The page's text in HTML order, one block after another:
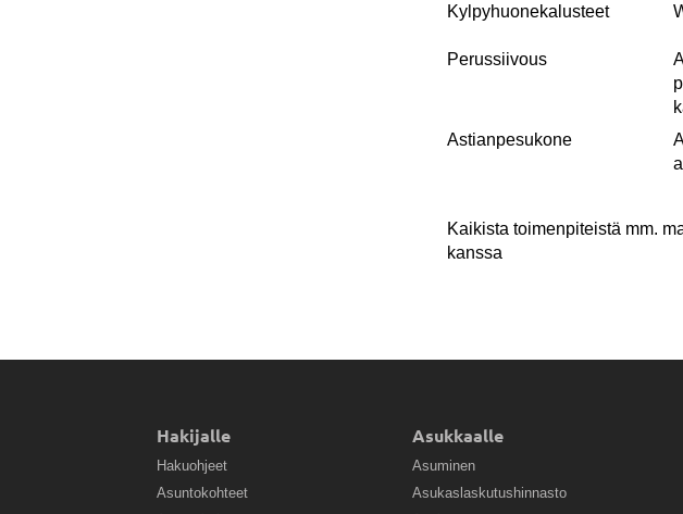
Kylpyhuonekalusteet
Perussiivous
Astianpesukone
Kaikista toimenpiteistä mm.
kanssa
Hakijalle
Hakuohjeet
Asuntokohteet
Asukkaalle
Asuminen
Asukaslaskutushinnasto